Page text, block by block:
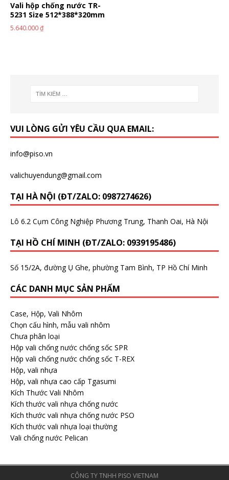
Vali hộp chống nước TR-
5231 Size 512*388*320mm
5.640.000₫
VUI LÒNG GỬI YÊU CẦU QUA EMAIL:
info@piso.vn
valichuyendung@gmail.com
TẠI HÀ NỘI (ĐT/ZALO: 0987274626)
Lô 6.2 Cụm Công Nghiệp Phương Trung, Thanh Oai, Hà Nội
TẠI HỒ CHÍ MINH (ĐT/ZALO: 0939195486)
Số 15/2A, đường Ụ Ghe, phường Tam Bình, TP Hồ Chí Minh
CÁC DANH MỤC SẢN PHẨM
Case, Hộp, Vali Nhôm
Chọn cấu hình, mẫu vali nhôm
Chưa phân loại
Hộp vali chống nước chống sốc SPR
Hộp vali chống nước chống sốc T-REX
Hộp, vali nhựa
Hộp, vali nhựa cao cấp Tgasumi
Kích Thước Vali Nhôm
Kích thước vali nhựa chống nước
Kích thước vali nhựa chống nước PSO
Kích thước vali nhựa loại thường
Vali chống nước Pelican
CÔNG TY TNHH PISO VIETNAM